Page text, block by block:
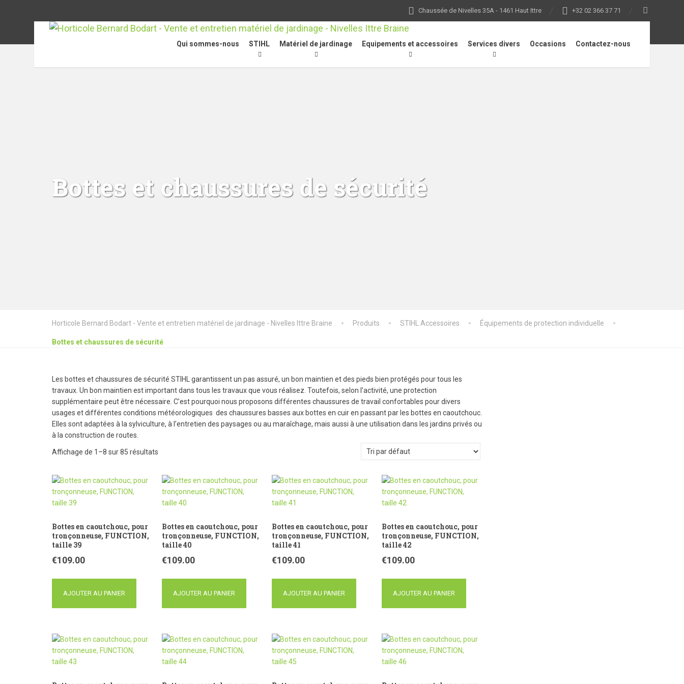
Chaussée de Nivelles 35A - 1461 Haut Ittre +32 02 366 37 71
Qui sommes-nous STIHL Matériel de jardinage Equipements et accessoires Services divers Occasions Contactez-nous
Bottes et chaussures de sécurité
Horticole Bernard Bodart - Vente et entretien matériel de jardinage - Nivelles Ittre Braine Produits STIHL Accessoires Équipements de protection individuelle
Bottes et chaussures de sécurité
Les bottes et chaussures de sécurité STIHL garantissent un pas assuré, un bon maintien et des pieds bien protégés pour tous les
travaux. Un bon maintien est important dans tous les travaux que vous réalisez. Toutefois, selon l’activité, une protection
supplémentaire peut être nécessaire. C’est pourquoi nous proposons différentes chaussures de travail confortables pour divers
usages et différentes conditions météorologiques des chaussures basses aux bottes en cuir en passant par les bottes en caoutchouc.
Elles sont adaptées à la sylviculture, à l’entretien des paysages ou au maraîchage, mais aussi à une utilisation dans les jardins privés ou
à la construction de routes.
Affichage de 1–8 sur 85 résultats
Bottes en caoutchouc, pour
tronçonneuse, FUNCTION,
taille 39
€109.00
AJOUTER AU PANIER
Bottes en caoutchouc, pour
tronçonneuse, FUNCTION,
taille 40
€109.00
AJOUTER AU PANIER
Bottes en caoutchouc, pour
tronçonneuse, FUNCTION,
taille 41
€109.00
AJOUTER AU PANIER
Bottes en caoutchouc, pour
tronçonneuse, FUNCTION,
taille 42
€109.00
AJOUTER AU PANIER